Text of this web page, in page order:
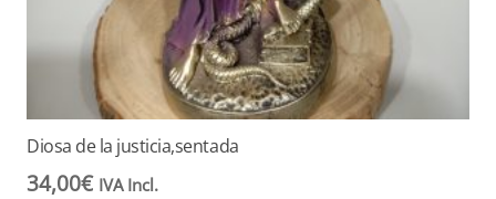
Diosa de la justicia,sentada
34,00€ IVA Incl.